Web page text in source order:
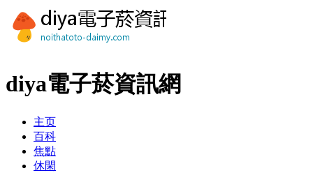
diya電子菸資訊網
主页
百科
焦點
休閑